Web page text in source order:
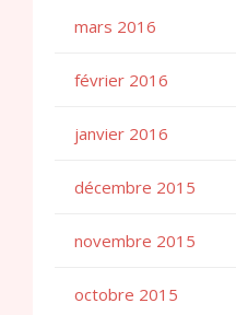
mars 2016
février 2016
janvier 2016
décembre 2015
novembre 2015
octobre 2015